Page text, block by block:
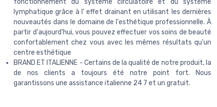
lymphatique grâce à l' effet drainant en utilisant les dernières
nouveautés dans le domaine de l'esthétique professionnelle. À
partir d'aujourd'hui, vous pouvez effectuer vos soins de beauté
confortablement chez vous avec les mêmes résultats qu'un
centre esthétique
BRAND ET ITALIENNE - Certains de la qualité de notre produit, la
de nos clients a toujours été notre point fort. Nous
garantissons une assistance italienne 24 7 et un gratuit.